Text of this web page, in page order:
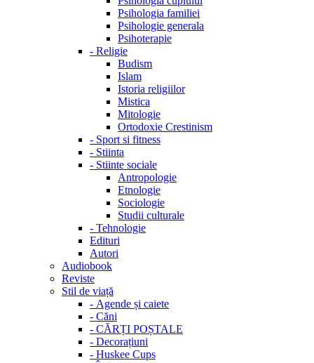
Psihologia familiei
Psihologie generala
Psihoterapie
- Religie
Budism
Islam
Istoria religiilor
Mistica
Mitologie
Ortodoxie Crestinism
- Sport si fitness
- Stiinta
- Stiinte sociale
Antropologie
Etnologie
Sociologie
Studii culturale
- Tehnologie
Edituri
Autori
Audiobook
Reviste
Stil de viață
- Agende și caiete
- Căni
- CĂRȚI POȘTALE
- Decorațiuni
- Huskee Cups